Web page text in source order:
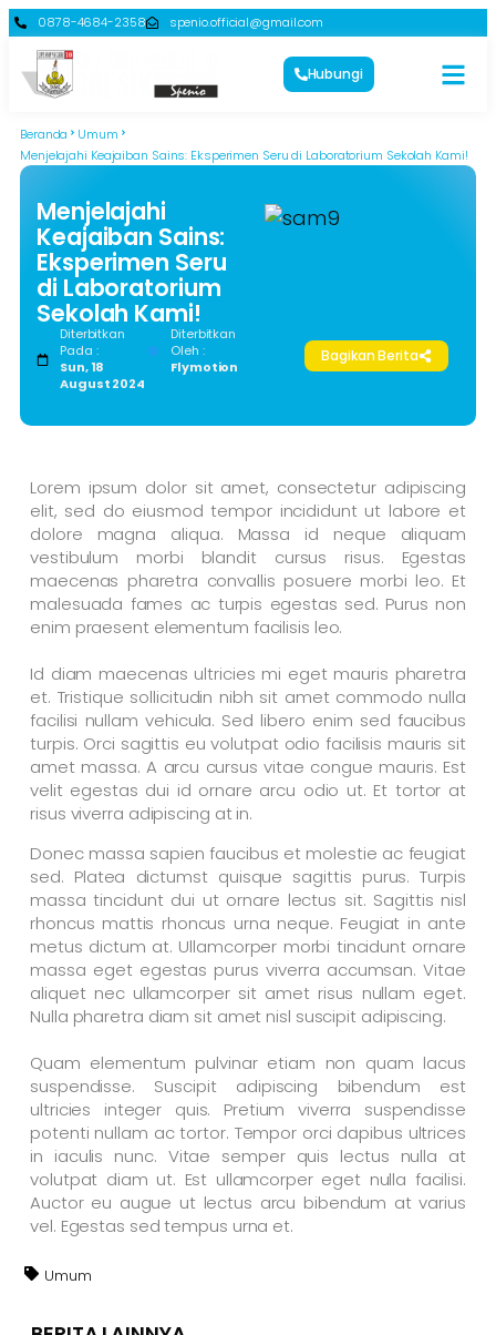
0878-4684-2358 spenio.official@gmail.com
Hubungi
Beranda
Umum
Menjelajahi Keajaiban Sains: Eksperimen Seru di Laboratorium Sekolah Kami!
Menjelajahi
Keajaiban Sains:
Eksperimen Seru
di Laboratorium
Sekolah Kami!
Diterbitkan
Pada :
Sun, 18
August 2024
Diterbitkan
Oleh :
Flymotion
Bagikan Berita
Lorem ipsum dolor sit amet, consectetur adipiscing
elit, sed do eiusmod tempor incididunt ut labore et
dolore magna aliqua. Massa id neque aliquam
vestibulum morbi blandit cursus risus. Egestas
maecenas pharetra convallis posuere morbi leo. Et
malesuada fames ac turpis egestas sed. Purus non
enim praesent elementum facilisis leo.
Id diam maecenas ultricies mi eget mauris pharetra
et. Tristique sollicitudin nibh sit amet commodo nulla
facilisi nullam vehicula. Sed libero enim sed faucibus
turpis. Orci sagittis eu volutpat odio facilisis mauris sit
amet massa. A arcu cursus vitae congue mauris. Est
velit egestas dui id ornare arcu odio ut. Et tortor at
risus viverra adipiscing at in.
Donec massa sapien faucibus et molestie ac feugiat
sed. Platea dictumst quisque sagittis purus. Turpis
massa tincidunt dui ut ornare lectus sit. Sagittis nisl
rhoncus mattis rhoncus urna neque. Feugiat in ante
metus dictum at. Ullamcorper morbi tincidunt ornare
massa eget egestas purus viverra accumsan. Vitae
aliquet nec ullamcorper sit amet risus nullam eget.
Nulla pharetra diam sit amet nisl suscipit adipiscing.
Quam elementum pulvinar etiam non quam lacus
suspendisse. Suscipit adipiscing bibendum est
ultricies integer quis. Pretium viverra suspendisse
potenti nullam ac tortor. Tempor orci dapibus ultrices
in iaculis nunc. Vitae semper quis lectus nulla at
volutpat diam ut. Est ullamcorper eget nulla facilisi.
Auctor eu augue ut lectus arcu bibendum at varius
vel. Egestas sed tempus urna et.
Umum